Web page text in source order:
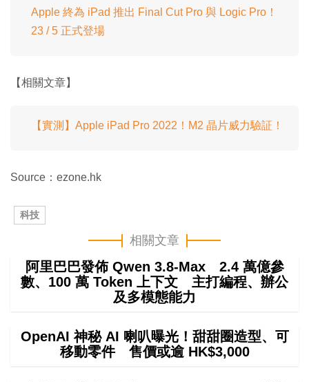
Apple 終為 iPad 推出 Final Cut Pro 與 Logic Pro！
23 / 5 正式登場
【相關文章】
【實測】Apple iPad Pro 2022！M2 晶片威力驗証！
Source：ezone.hk
科技
相關文章
阿里巴巴發佈 Qwen 3.8-Max 2.4 萬億參
數、100 萬 Token 上下文 主打編程、辦公
及多模態能力
OpenAI 神秘 AI 喇叭曝光！甜甜圈造型、可
移動零件 售價或逾 HK$3,000